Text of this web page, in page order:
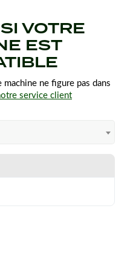
VOTRE
EST
ne figure pas dans
service client